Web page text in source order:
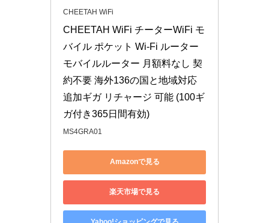
CHEETAH WiFi
CHEETAH WiFi チーターWiFi モ
バイル ポケット Wi-Fi ルーター
モバイルルーター 月額料なし 契
約不要 海外136の国と地域対応
追加ギガ リチャージ 可能 (100ギ
ガ付き365日間有効)
MS4GRA01
Amazonで見る
楽天市場で見る